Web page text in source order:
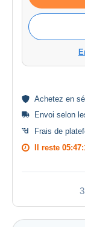
Achetez en
Envoi selon
Frais de
Il reste